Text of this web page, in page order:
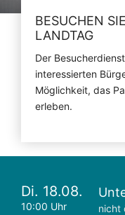
BESUCHEN
LANDTAG
Der
interessierten
Möglichkeit, das
erleben.
Di. 18.08.
10:00 Uhr nicht